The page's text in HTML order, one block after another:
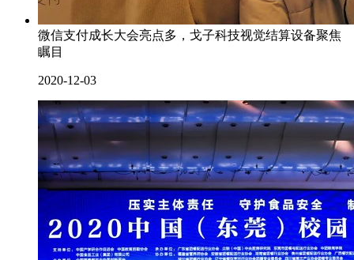
微信支付成长大会亮点多，戈子科技视觉结算设备聚焦
瞩目
2020-12-03